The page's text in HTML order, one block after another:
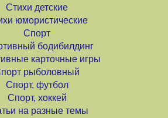
Стихи детские
юмористические
Спорт
бодибилдинг
карточные игры
рыболовный
Спорт, футбол
Спорт, хоккей
на разные темы